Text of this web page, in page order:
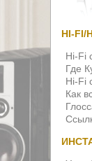
HI-FI/
Hi-Fi
Где
Hi-Fi
Как